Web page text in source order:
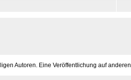
Autoren. Eine Veröffentlichung auf anderen